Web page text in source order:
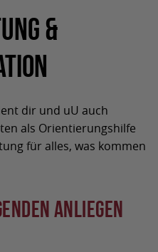
&
dir und uU auch
als Orientierungshilfe
für alles, was kommen
Anliegen